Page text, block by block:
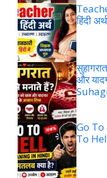
हिंदी
और
Go
To